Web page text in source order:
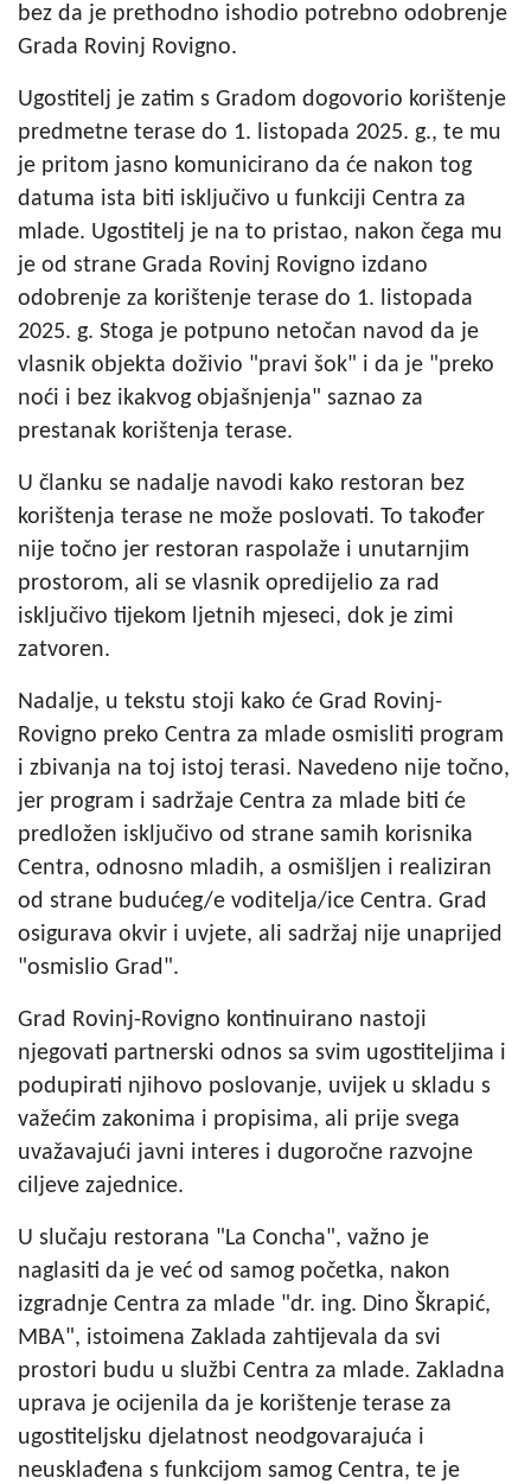
bez da je prethodno ishodio potrebno odobrenje
Grada Rovinj Rovigno.
Ugostitelj je zatim s Gradom dogovorio korištenje
predmetne terase do 1. listopada 2025. g., te mu
je pritom jasno komunicirano da će nakon tog
datuma ista biti isključivo u funkciji Centra za
mlade. Ugostitelj je na to pristao, nakon čega mu
je od strane Grada Rovinj Rovigno izdano
odobrenje za korištenje terase do 1. listopada
2025. g. Stoga je potpuno netočan navod da je
vlasnik objekta doživio "pravi šok" i da je "preko
noći i bez ikakvog objašnjenja" saznao za
prestanak korištenja terase.
U članku se nadalje navodi kako restoran bez
korištenja terase ne može poslovati. To također
nije točno jer restoran raspolaže i unutarnjim
prostorom, ali se vlasnik opredijelio za rad
isključivo tijekom ljetnih mjeseci, dok je zimi
zatvoren.
Nadalje, u tekstu stoji kako će Grad Rovinj-
Rovigno preko Centra za mlade osmisliti program
i zbivanja na toj istoj terasi. Navedeno nije točno,
jer program i sadržaje Centra za mlade biti će
predložen isključivo od strane samih korisnika
Centra, odnosno mladih, a osmišljen i realiziran
od strane budućeg/e voditelja/ice Centra. Grad
osigurava okvir i uvjete, ali sadržaj nije unaprijed
"osmislio Grad".
Grad Rovinj-Rovigno kontinuirano nastoji
njegovati partnerski odnos sa svim ugostiteljima i
podupirati njihovo poslovanje, uvijek u skladu s
važećim zakonima i propisima, ali prije svega
uvažavajući javni interes i dugoročne razvojne
ciljeve zajednice.
U slučaju restorana "La Concha", važno je
naglasiti da je već od samog početka, nakon
izgradnje Centra za mlade "dr. ing. Dino Škrapić,
MBA", istoimena Zaklada zahtijevala da svi
prostori budu u službi Centra za mlade. Zakladna
uprava je ocijenila da je korištenje terase za
ugostiteljsku djelatnost neodgovarajuća i
neusklađena s funkcijom samog Centra, te je